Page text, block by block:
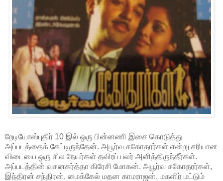
றேடியோஸ்புதிர் 10 இல் ஒரு பின்னணி இசை கொடுத்து
அப்படத்தைக் கேட்டிருந்தேன். அபூர்வ சகோதரர்கள் என்று சரியான
விடையை ஒரு சில நேயர்கள் தவிரப் பலர் அளித்திருந்தீர்கள்.
அப்படத்தின் வசனகர்த்தா கிரேசி மோகன். அபூர்வ சகோதரர்கள்,
இந்திரன் சந்திரன், மைக்கேல் மதன காமராஜன், மகளிர் மட்டும்